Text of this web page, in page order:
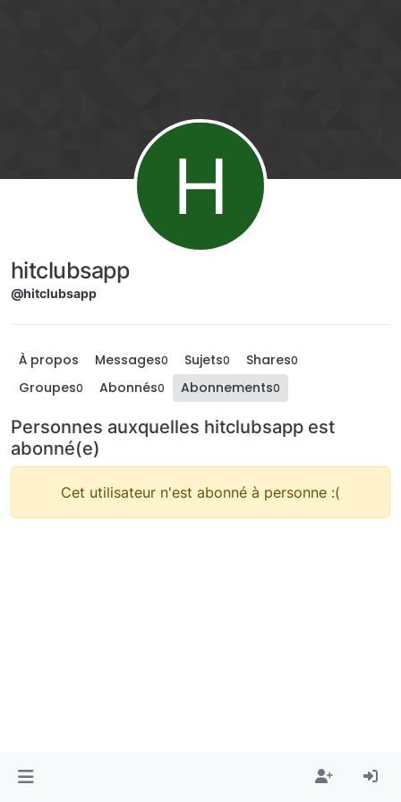
H
hitclubsapp
@hitclubsapp
À propos Messages0 Sujets0 Shares0
Groupes0 Abonnés0 Abonnements0
Personnes auxquelles hitclubsapp est
abonné(e)
Cet utilisateur n'est abonné à personne :(